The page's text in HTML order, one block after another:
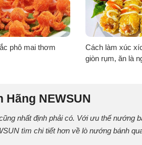
phô mai thơm
Cách làm xúc
giòn rụm, ăn là
NEWSUN
nhất định phải có. Với ưu thế nướng
tìm chi tiết hơn về lò nướng bánh